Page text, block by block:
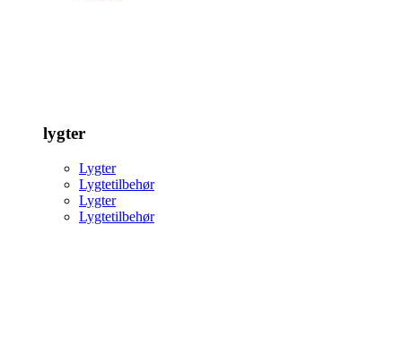
lygter
Lygter
Lygtetilbehør
Lygter
Lygtetilbehør